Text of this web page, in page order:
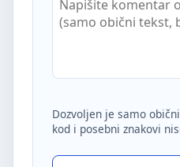
Dozvoljen je samo
kod i posebni znakovi